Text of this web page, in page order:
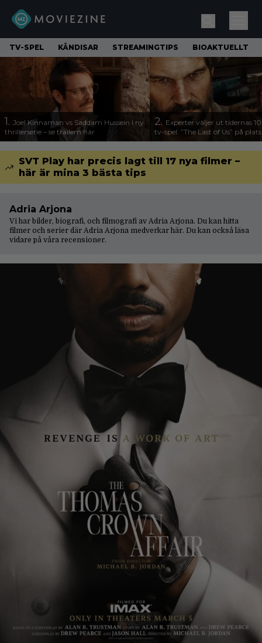
TV-SPEL KÄNDISAR STREAMINGTIPS BIOAKTUELLT
1. Joel Kinnaman vs Saddam Hussein i ny
thrillerserie – se trailern här
2. Experter väljer ut tidernas
tv-spel: ”The Last of Us” på
SVT Play har precis lagt till 17 nya filmer –
här är mina 3 bästa tips
Adria Arjona
Vi har bilder, biografi, och filmografi av Adria Arjona. Du kan hitta
filmer och serier där Adria Arjona medverkar här. Du kan också läsa
vidare på våra recensioner.